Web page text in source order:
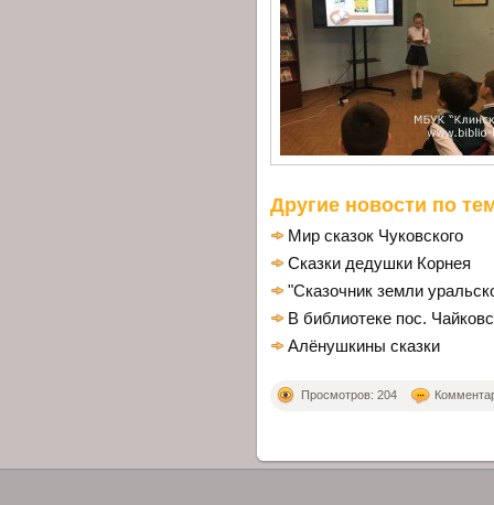
Другие новости по
Мир сказок Чуковского
Сказки дедушки Корнея
"Сказочник земли
В библиотеке пос.
Алёнушкины сказки
Просмотров: 204